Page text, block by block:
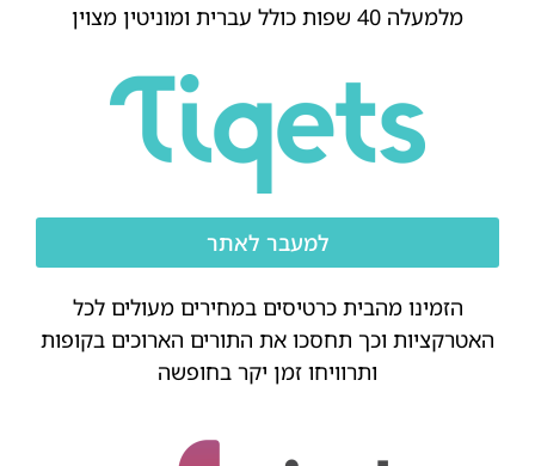
מלמעלה 40 שפות כולל עברית ומוניטין מצוין
למעבר לאתר
הזמינו מהבית כרטיסים במחירים מעולים לכל
האטרקציות וכך תחסכו את התורים הארוכים בקופות
ותרוויחו זמן יקר בחופשה